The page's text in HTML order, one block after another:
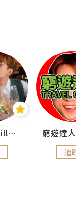
思思賢 ChillMyBabe
追蹤